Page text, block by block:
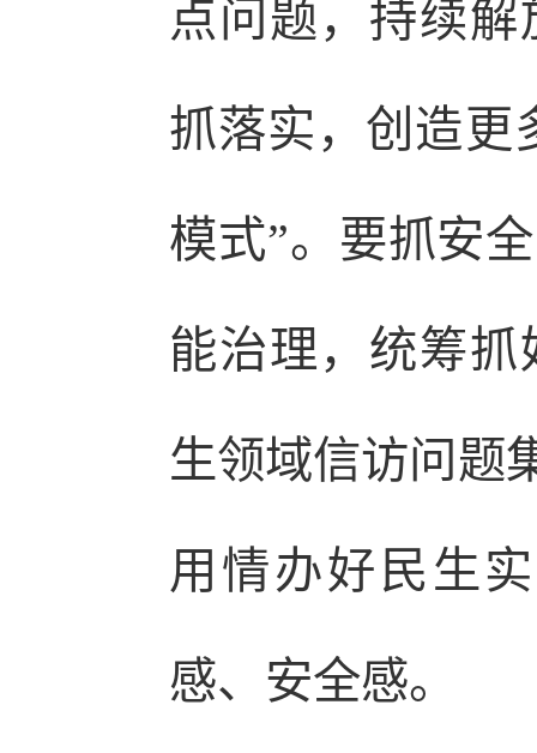
点问题，持续
抓落实，创造更
模式”。要抓安
能治理，统筹
生领域信访问题
用情办好民生
感、安全感。